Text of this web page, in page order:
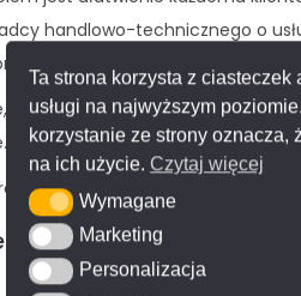
Ta strona korzysta z ciasteczek
usługi na najwyższym
korzystanie ze strony oznacza,
na ich użycie. Czytaj więcej
WymaganeWymagane
MarketingMarketing
Personalizacja
Personalizacja
handlowo-technicznego o
a także gotowe elementy
rozładunku na
jak również